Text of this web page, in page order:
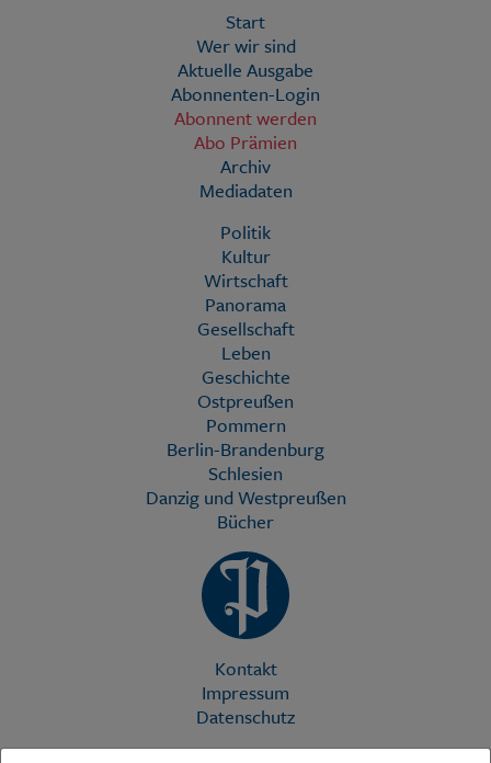
Start
Wer wir sind
Aktuelle Ausgabe
Abonnenten-Login
Abonnent werden
Abo Prämien
Archiv
Mediadaten
Politik
Kultur
Wirtschaft
Panorama
Gesellschaft
Leben
Geschichte
Ostpreußen
Pommern
Berlin-Brandenburg
Schlesien
Danzig und Westpreußen
Bücher
Kontakt
Impressum
Datenschutz